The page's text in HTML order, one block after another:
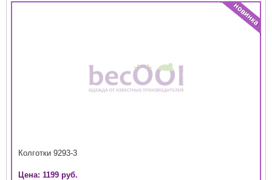
Колготки 9293-3
Цена: 1199 руб.